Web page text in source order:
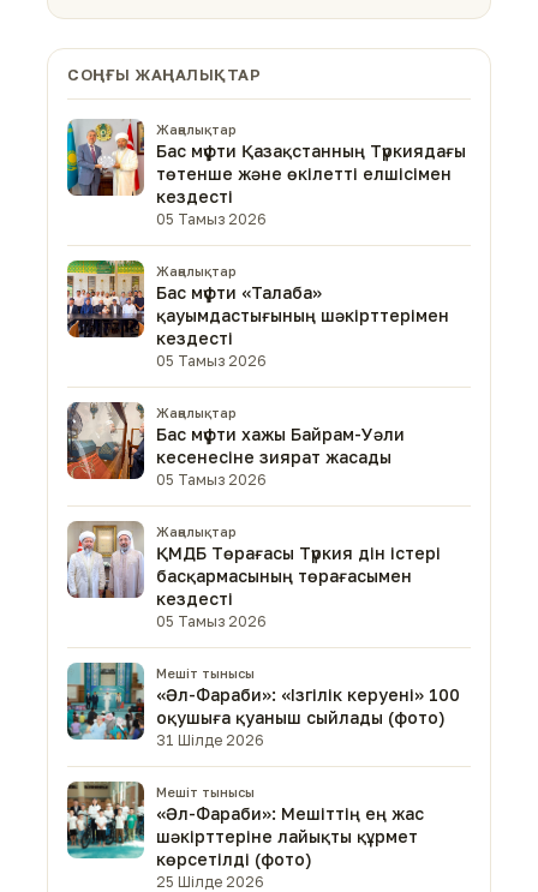
СОҢҒЫ ЖАҢАЛЫҚТАР
Жаңалықтар
Бас мүфти Қазақстанның Түркиядағы
төтенше және өкілетті елшісімен
кездесті
05 Тамыз 2026
Жаңалықтар
Бас мүфти «Талаба»
қауымдастығының шәкірттерімен
кездесті
05 Тамыз 2026
Жаңалықтар
Бас мүфти хажы Байрам-Уәли
кесенесіне зиярат жасады
05 Тамыз 2026
Жаңалықтар
ҚМДБ Төрағасы Түркия дін істері
басқармасының төрағасымен
кездесті
05 Тамыз 2026
Мешіт тынысы
«Әл-Фараби»: «Ізгілік керуені» 100
оқушыға қуаныш сыйлады (фото)
31 Шілде 2026
Мешіт тынысы
«Әл-Фараби»: Мешіттің ең жас
шәкірттеріне лайықты құрмет
көрсетілді (фото)
25 Шілде 2026